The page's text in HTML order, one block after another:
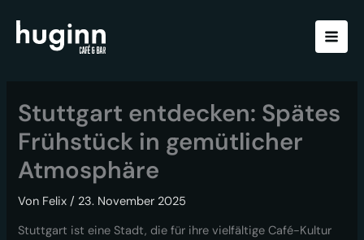
Inhalt
springen
Stuttgart entdecken: Spätes
Frühstück in gemütlicher
Atmosphäre
Von Felix/ 23. November 2025
Stuttgart ist eine Stadt, die für ihre vielfältige Café-Kultur